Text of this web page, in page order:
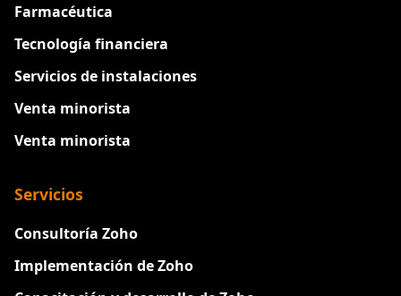
Farmacéutica
Tecnología financiera
Servicios de instalaciones
Venta minorista
Venta minorista
Servicios
Consultoría Zoho
Implementación de Zoho